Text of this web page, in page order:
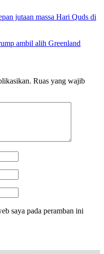
jutaan massa Hari Quds di
ambil alih Greenland
Ruas yang wajib
saya pada peramban ini